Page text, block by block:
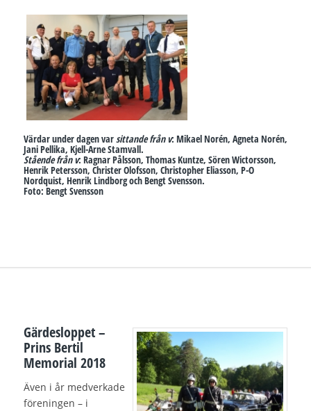
Värdar under dagen varsittande från v: Mikael Norén, Agneta Norén,
Jani Pellika, Kjell-Arne Stamvall.
Stående från v: Ragnar Pålsson, Thomas Kuntze, Sören Wictorsson,
Henrik Petersson, Christer Olofsson, Christopher Eliasson, P-O
Nordquist, Henrik Lindborg och Bengt Svensson.
Foto: Bengt Svensson
Gärdesloppet –
Prins Bertil
Memorial 2018
Även i år medverkade
föreningen – i